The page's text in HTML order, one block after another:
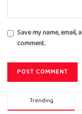
Save my name,
comment.
Trending